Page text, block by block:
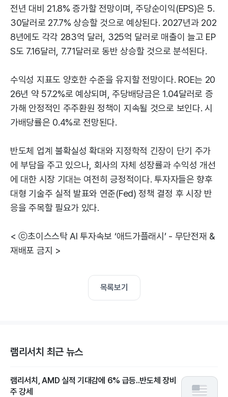
전년 대비 21.8% 증가할 전망이며, 주당순이익(EPS)은 5.
30달러로 27.7% 상승할 것으로 예상된다. 2027년과 202
8년에도 각각 283억 달러, 325억 달러로 매출이 늘고 EP
S도 7.16달러, 7.71달러로 동반 상승할 것으로 분석된다.
수익성 지표도 양호한 수준을 유지할 전망이다. ROE는 20
26년 약 57.2%로 예상되며, 주당배당금은 1.04달러로 증
가해 안정적인 주주환원 정책이 지속될 것으로 보인다. 시
가배당률은 0.4%로 전망된다.
반도체 업계 불확실성 확대와 지정학적 긴장이 단기 주가
에 부담을 주고 있으나, 회사의 자체 성장률과 수익성 개선
에 대한 시장 기대는 여전히 긍정적이다. 투자자들은 향후
대형 기술주 실적 발표와 연준(Fed) 정책 결정 후 시장 반
응을 주목할 필요가 있다.
< ⓒ초이스스탁 AI 투자속보 ‘애드가플래시’ - 무단전재 &
재배포 금지 >
목록보기
램리서치 최근 뉴스
램리서치, AMD 실적 기대감에 6% 급등..반도체 장비
주 강세